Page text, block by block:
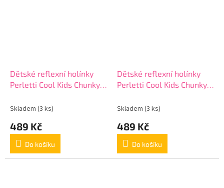
Dětské reflexní holínky
Perletti Cool Kids Chunky,
Skladem (3 ks)
489 Kč
Do košíku
Dětské reflexní holínky
Perletti Cool Kids Chunky,
Skladem (3 ks)
489 Kč
Do košíku